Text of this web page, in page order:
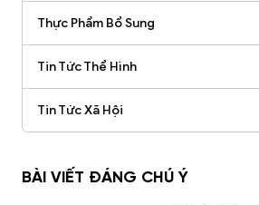
Thực Phẩm Bổ Sung
Tin Tức Thể Hình
Tin Tức Xã Hội
BÀI VIẾT ĐÁNG CHÚ Ý